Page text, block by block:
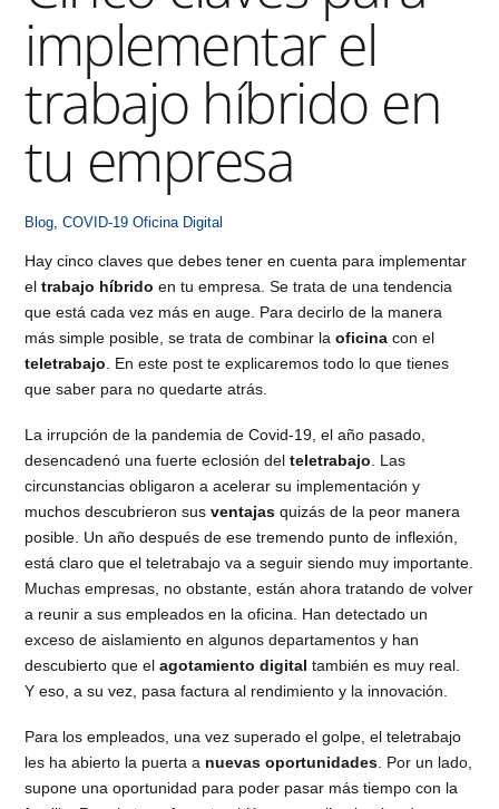
implementar el
trabajo híbrido en
tu empresa
Blog,COVID-19 Oficina Digital
Hay cinco claves que debes tener en cuenta para implementar
eltrabajo híbrido en tu empresa. Se trata de una tendencia
que está cada vez más en auge. Para decirlo de la manera
más simple posible, se trata de combinar laoficina con el
teletrabajo . En este post te explicaremos todo lo que tienes
que saber para no quedarte atrás.
La irrupción de la pandemia de Covid-19, el año pasado,
desencadenó una fuerte eclosión delteletrabajo. Las
circunstancias obligaron a acelerar su implementación y
muchos descubrieron susventajas quizás de la peor manera
posible. Un año después de ese tremendo punto de inflexión,
está claro que el teletrabajo va a seguir siendo muy importante.
Muchas empresas, no obstante, están ahora tratando de volver
a reunir a sus empleados en la oficina. Han detectado un
exceso de aislamiento en algunos departamentos y han
descubierto que elagotamiento digital también es muy real.
Y eso, a su vez, pasa factura al rendimiento y la innovación.
Para los empleados, una vez superado el golpe, el teletrabajo
les ha abierto la puerta a nuevas oportunidades. Por un lado,
supone una oportunidad para poder pasar más tiempo con la